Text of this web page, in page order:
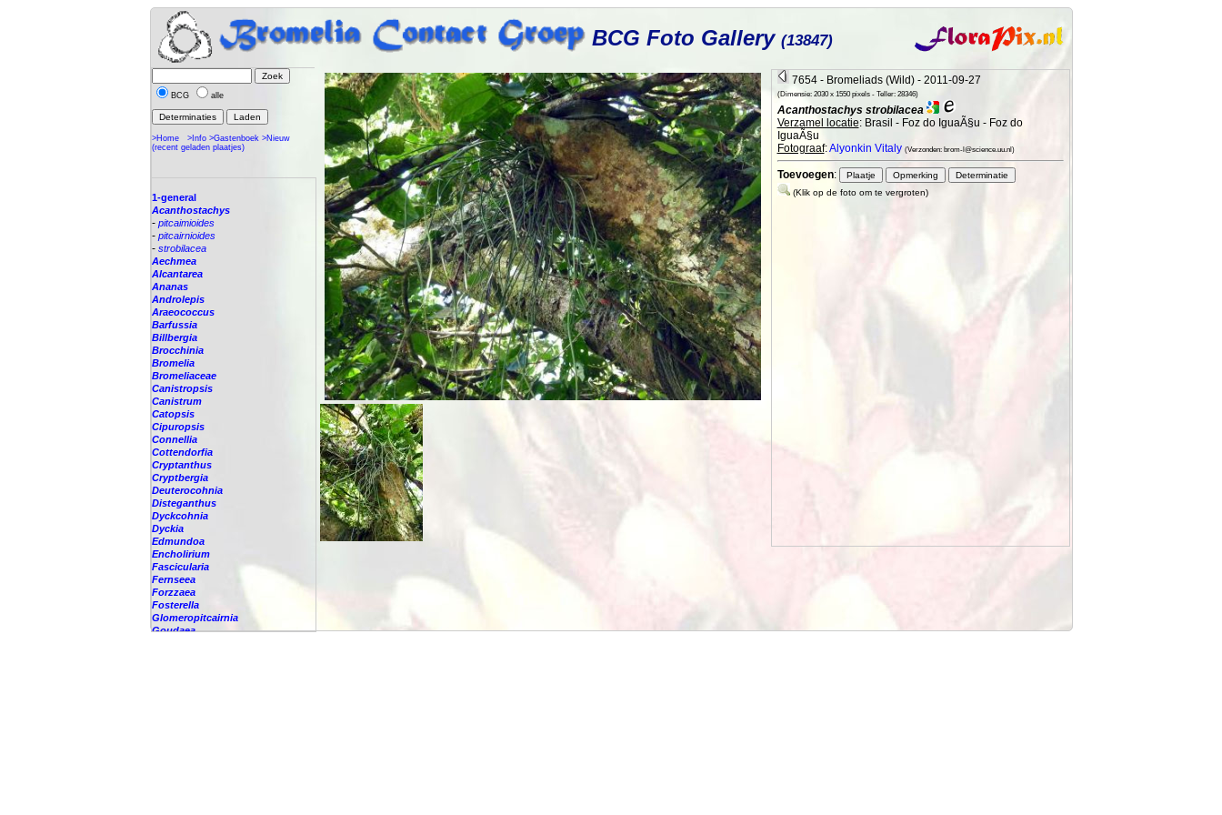
BCG Foto Gallery (13847)
BCG alle
>Home >Info >Gastenboek >Nieuw
(recent geladen plaatjes)
1-general
Acanthostachys
- pitcaimioides
- pitcairnioides
- strobilacea
Aechmea
Alcantarea
Ananas
Androlepis
Araeococcus
Barfussia
Billbergia
Brocchinia
Bromelia
Bromeliaceae
Canistropsis
Canistrum
Catopsis
Cipuropsis
Connellia
Cottendorfia
Cryptanthus
Cryptbergia
Deuterocohnia
Disteganthus
Dyckcohnia
Dyckia
Edmundoa
Encholirium
Fascicularia
Fernseea
Forzzaea
Fosterella
Glomeropitcairnia
Goudaea
7654 - Bromeliads (Wild) - 2011-09-27
(Dimensie: 2030 x 1550 pixels - Teller: 28346)
Acanthostachys strobilacea
Verzamel locatie: Brasil - Foz do IguaÃ§u - Foz do
IguaÃ§u
Fotograaf:Alyonkin Vitaly (Verzonden: brom-l@science.uu.nl)
Toevoegen:
(Klik op de foto om te vergroten)